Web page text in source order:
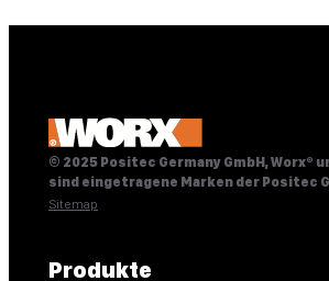
© 2025 Positec Germany GmbH, Worx®
sind eingetragene Marken der Positec
Sitemap
Produkte